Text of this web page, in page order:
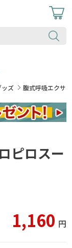
ッズ 腹式呼吸エクサ
ピロスー
1,160 円